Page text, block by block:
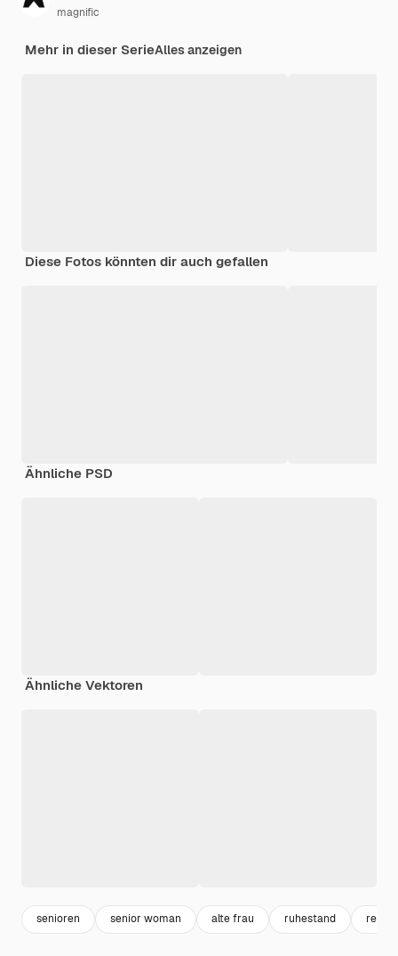
magnific
Mehr in dieser SerieAlles anzeigen
Diese Fotos könnten dir auch gefallen
Ähnliche PSD
Ähnliche Vektoren
senioren senior woman alte frau ruhestand